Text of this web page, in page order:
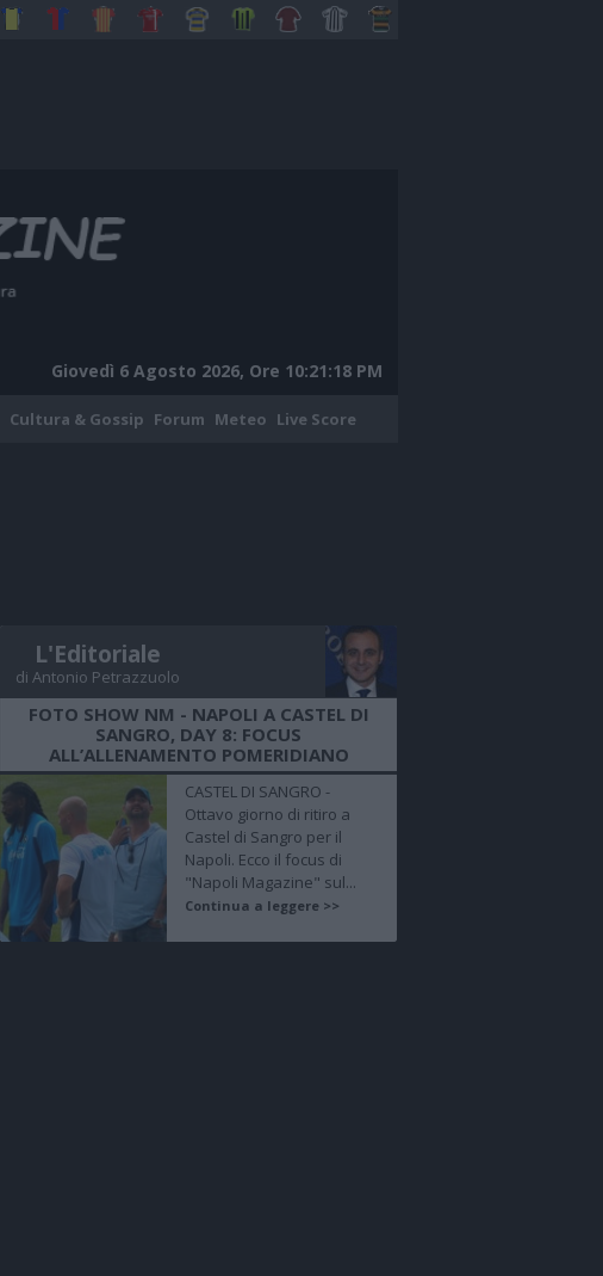
Giovedì 6 Agosto 2026, Ore 10:21:19 PM
Cultura & Gossip Forum Meteo Live Score
L'Editoriale
di Antonio Petrazzuolo
FOTO SHOW NM - NAPOLI A CASTEL DI
SANGRO, DAY 8: FOCUS
ALL’ALLENAMENTO POMERIDIANO
CASTEL DI SANGRO -
Ottavo giorno di ritiro a
Castel di Sangro per il
Napoli. Ecco il focus di
"Napoli Magazine" sul...
Continua a leggere >>